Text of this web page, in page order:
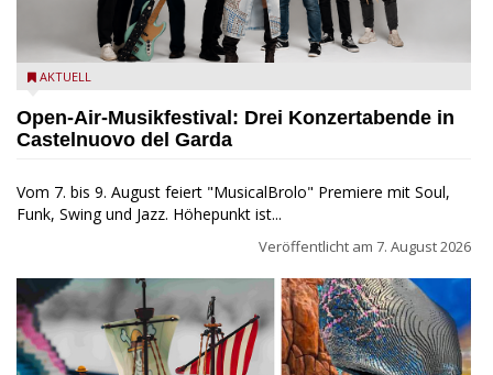
Castelnuovo del Garda: Die "Dirotta su Cuba" zu Gast beim
AKTUELL
Open-Air-Musikfestival: Drei Konzertabende in
Castelnuovo del Garda
Vom 7. bis 9. August feiert "MusicalBrolo" Premiere mit Soul,
Funk, Swing und Jazz. Höhepunkt ist...
Veröffentlicht am 7. August 2026